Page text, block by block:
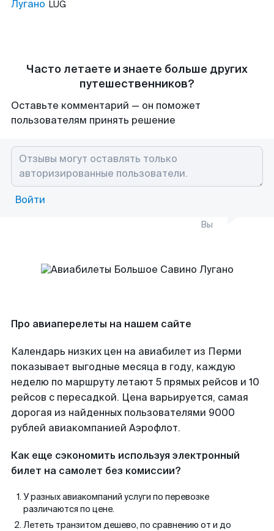
Лугано LUG
Часто летаете и знаете больше других
путешественников?
Оставьте комментарий — он поможет
пользователям принять решение
Войти
Вы
Про авиаперелеты на нашем сайте
Календарь низких цен на авиабилет из Перми
показывает выгодные месяца в году, каждую
неделю по маршруту летают 5 прямых рейсов и 10
рейсов с пересадкой. Цена варьируется, самая
дорогая из найденных пользователями 9000
рублей авиакомпанией Аэрофлот.
Как еще сэкономить используя электронный
билет на самолет без комиссии?
У разных авиакомпаний услуги по перевозке
различаются по цене.
Лететь транзитом дешево, по сравнению от и до